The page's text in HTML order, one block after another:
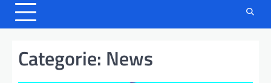
Categorie: News